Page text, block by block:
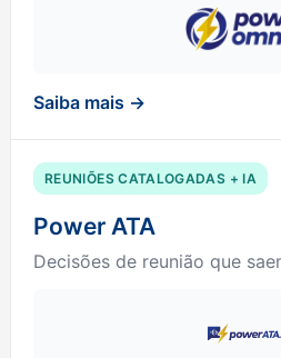
Saiba mais →
REUNIÕES CATALOGADAS + IA
Power ATA
Decisões de reunião que